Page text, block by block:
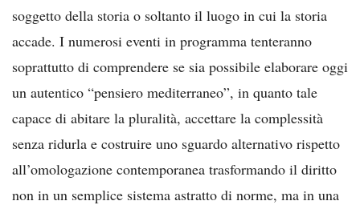
soggetto della storia o soltanto il luogo in cui la storia
accade. I numerosi eventi in programma tenteranno
soprattutto di comprendere se sia possibile elaborare oggi
un autentico “pensiero mediterraneo”, in quanto tale
capace di abitare la pluralità, accettare la complessità
senza ridurla e costruire uno sguardo alternativo rispetto
all’omologazione contemporanea trasformando il diritto
non in un semplice sistema astratto di norme, ma in una